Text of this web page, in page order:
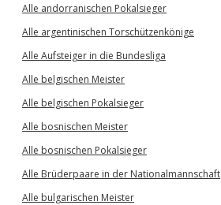
Alle andorranischen Pokalsieger
Alle argentinischen Torschützenkönige
Alle Aufsteiger in die Bundesliga
Alle belgischen Meister
Alle belgischen Pokalsieger
Alle bosnischen Meister
Alle bosnischen Pokalsieger
Alle Brüderpaare in der Nationalmannschaft
Alle bulgarischen Meister